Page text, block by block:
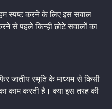
स्पष्ट करने के लिए इस सवाल
से पहले किन्ही छोटे सवालों का
जातीय स्मृति के माध्यम से किसी
काम करती है। क्या इस तरह की